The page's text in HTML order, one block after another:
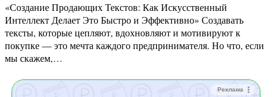
«Создание Продающих Текстов: Как Искусственный
Интеллект Делает Это Быстро и Эффективно» Создавать
тексты, которые цепляют, вдохновляют и мотивируют к
покупке — это мечта каждого предпринимателя. Но что, если
мы скажем,…
Реклама